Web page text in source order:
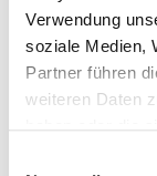
Verwendung
soziale Medien,
Partner führen
weiteren Daten
haben oder die
Wissen
darstellen.
den
Kurses,